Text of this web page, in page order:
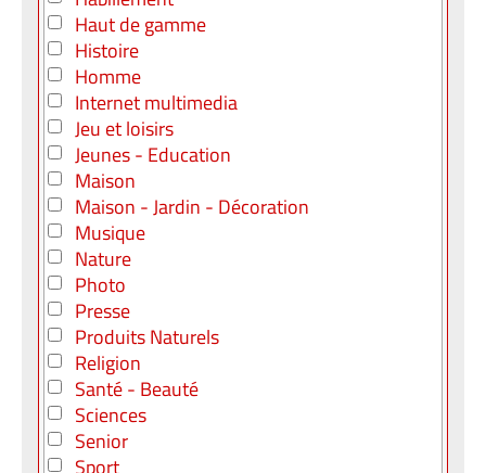
Haut de gamme
Histoire
Homme
Internet multimedia
Jeu et loisirs
Jeunes - Education
Maison
Maison - Jardin - Décoration
Musique
Nature
Photo
Presse
Produits Naturels
Religion
Santé - Beauté
Sciences
Senior
Sport